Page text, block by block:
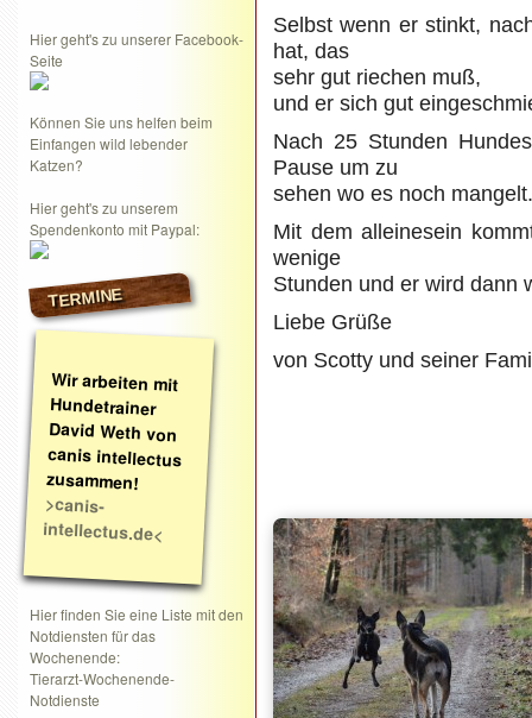
Hier geht's zu unserer Facebook-
Seite
Können Sie uns helfen beim
Einfangen wild lebender
Katzen?
Hier geht's zu unserem
Spendenkonto mit Paypal:
TERMINE
Wir arbeiten mit
Hundetrainer
David Weth von
canis intellectus
zusammen!
>canis-
intellectus.de<
Hier finden Sie eine Liste mit den
Notdiensten für das
Wochenende:
Tierarzt-Wochenende-
Notdienste
Selbst wenn er stinkt,
hat, das
sehr gut riechen muß,
und er sich gut
Nach 25 Stunden
Pause um zu
sehen wo es noch mangelt.
Mit dem alleinesein
wenige
Stunden und er wird dann
Liebe Grüße
von Scotty und seiner